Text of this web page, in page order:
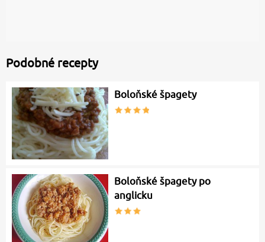
Podobné recepty
Boloňské špagety
Boloňské špagety po
anglicku